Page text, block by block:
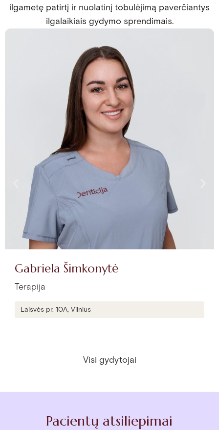
ilgametę patirtį ir nuolatinį tobulėjimą paverčiantys
ilgalaikiais gydymo sprendimais.
Gabriela Šimkonytė
Terapija
Laisvės pr. 10A, Vilnius
Visi gydytojai
Pacientų atsiliepimai